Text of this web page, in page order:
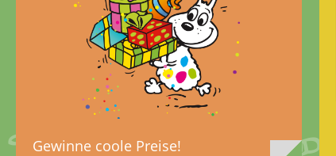
Gewinne coole Preise!